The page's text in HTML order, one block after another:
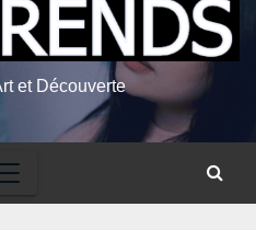
et Découverte